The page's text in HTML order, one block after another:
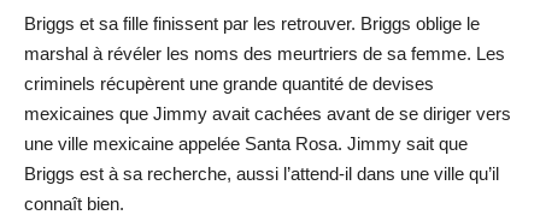
Briggs et sa fille finissent par les retrouver. Briggs oblige le
marshal à révéler les noms des meurtriers de sa femme. Les
criminels récupèrent une grande quantité de devises
mexicaines que Jimmy avait cachées avant de se diriger vers
une ville mexicaine appelée Santa Rosa. Jimmy sait que
Briggs est à sa recherche, aussi l’attend-il dans une ville qu’il
connaît bien.